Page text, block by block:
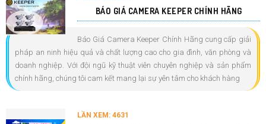
BÁO GIÁ CAMERA KEEPER CHÍNH HÃNG
Báo Giá Camera Keeper Chính Hãng cung cấp giải
pháp an ninh hiệu quả và chất lượng cao cho gia đình, văn phòng và
doanh nghiệp. Với đội ngũ kỹ thuật viên chuyên nghiệp và sản phẩm
chính hãng, chúng tôi cam kết mang lại sự yên tâm cho khách hàng
LẦN XEM: 4631